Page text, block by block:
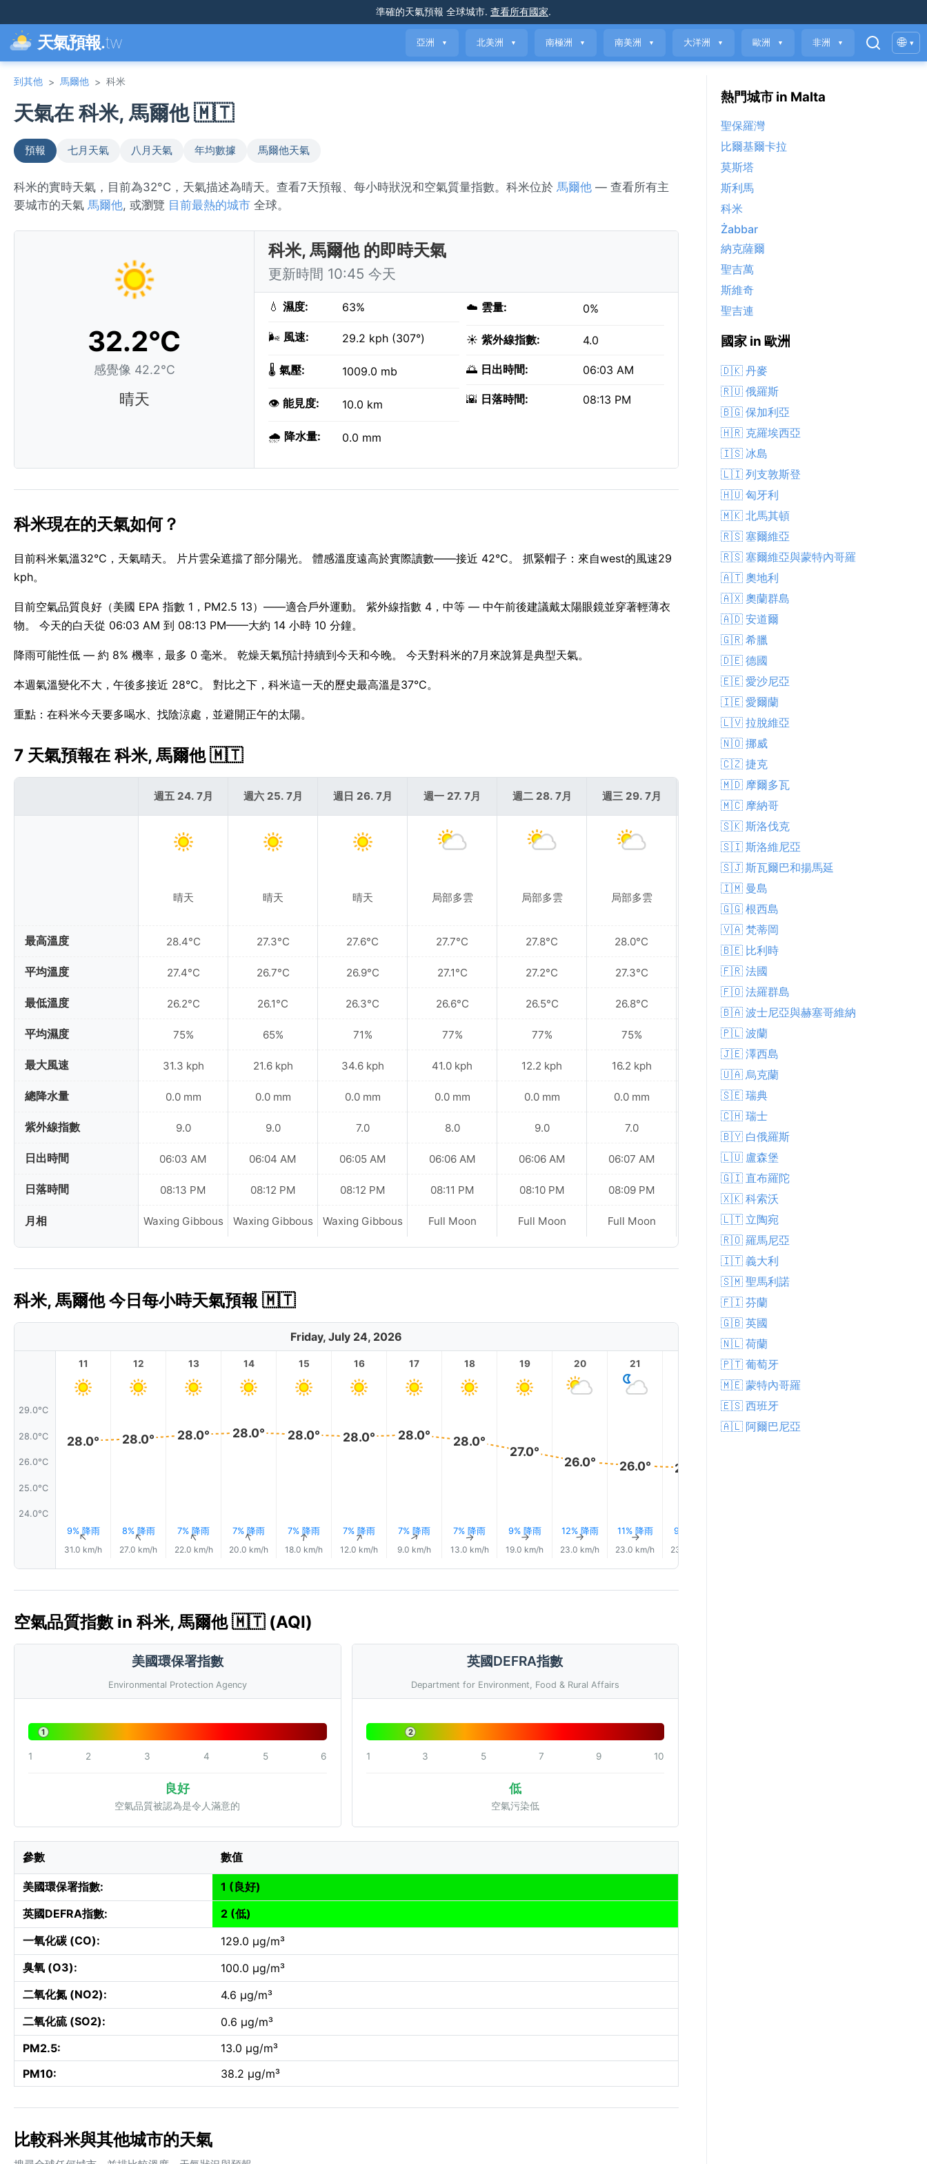
準確的天氣預報 全球城市. 查看所有國家.
天氣預報.tw 亞洲 ▼ 北美洲 ▼ 南極洲 ▼ 南美洲 ▼ 大洋洲 ▼ 歐洲 ▼ 非洲 ▼ 🌐 ▾
到其他 > 馬爾他 > 科米
天氣在 科米, 馬爾他 🇲🇹
預報 七月天氣 八月天氣 年均數據 馬爾他天氣
科米的實時天氣，目前為32°C，天氣描述為晴天。查看7天預報、每小時狀況和空氣質量指數。科米位於 馬爾他 — 查看所有主
要城市的天氣 馬爾他, 或瀏覽 目前最熱的城市 全球。
32.2°C
感覺像 42.2°C
晴天
科米, 馬爾他 的即時天氣
更新時間 10:45 今天
💧 濕度: 63%
🌬️ 風速: 29.2 kph (307°)
🌡️ 氣壓: 1009.0 mb
👁️ 能見度: 10.0 km
🌧️ 降水量: 0.0 mm
☁️ 雲量: 0%
☀️ 紫外線指數: 4.0
🌅 日出時間: 06:03 AM
🌇 日落時間: 08:13 PM
科米現在的天氣如何？
目前科米氣溫32°C，天氣晴天。 片片雲朵遮擋了部分陽光。 體感溫度遠高於實際讀數——接近 42°C。 抓緊帽子：來自west的風速29
kph。
目前空氣品質良好（美國 EPA 指數 1，PM2.5 13）——適合戶外運動。 紫外線指數 4，中等 — 中午前後建議戴太陽眼鏡並穿著輕薄衣
物。 今天的白天從 06:03 AM 到 08:13 PM——大約 14 小時 10 分鐘。
降雨可能性低 — 約 8% 機率，最多 0 毫米。 乾燥天氣預計持續到今天和今晚。 今天對科米的7月來說算是典型天氣。
本週氣溫變化不大，午後多接近 28°C。 對比之下，科米這一天的歷史最高溫是37°C。
重點：在科米今天要多喝水、找陰涼處，並避開正午的太陽。
7 天氣預報在 科米, 馬爾他 🇲🇹
最高溫度
平均溫度
最低溫度
平均濕度
最大風速
總降水量
紫外線指數
日出時間
日落時間
月相
週五 24. 7月
晴天
28.4°C
27.4°C
26.2°C
75%
31.3 kph
0.0 mm
9.0
06:03 AM
08:13 PM
Waxing Gibbous
週六 25. 7月
晴天
27.3°C
26.7°C
26.1°C
65%
21.6 kph
0.0 mm
9.0
06:04 AM
08:12 PM
Waxing Gibbous
週日 26. 7月
晴天
27.6°C
26.9°C
26.3°C
71%
34.6 kph
0.0 mm
7.0
06:05 AM
08:12 PM
Waxing Gibbous
週一 27. 7月
局部多雲
27.7°C
27.1°C
26.6°C
77%
41.0 kph
0.0 mm
8.0
06:06 AM
08:11 PM
Full Moon
週二 28. 7月
局部多雲
27.8°C
27.2°C
26.5°C
77%
12.2 kph
0.0 mm
9.0
06:06 AM
08:10 PM
Full Moon
週三 29. 7月
局部多雲
28.0°C
27.3°C
26.8°C
75%
16.2 kph
0.0 mm
7.0
06:07 AM
08:09 PM
Full Moon
局部多雲
28.2°C
70%
0.0 mm
06:08 AM
Waning Gibbous
科米, 馬爾他 今日每小時天氣預報 🇲🇹
Friday, July 24, 2026
29.0°C
28.0°C
26.0°C
25.0°C
24.0°C
11
28.0°
9% 降雨
↑
31.0 km/h
12
28.0°
8% 降雨
↑
27.0 km/h
13
28.0°
7% 降雨
↑
22.0 km/h
14
28.0°
7% 降雨
↑
20.0 km/h
15
28.0°
7% 降雨
↑
18.0 km/h
16
28.0°
7% 降雨
↑
12.0 km/h
17
28.0°
7% 降雨
↑
9.0 km/h
18
28.0°
7% 降雨
↑
13.0 km/h
19
27.0°
9% 降雨
↑
19.0 km/h
20
26.0°
12% 降雨
↑
23.0 km/h
21
26.0°
11% 降雨
↑
23.0 km/h
26.0°
9% 降雨
23.0 km/h
23
空氣品質指數 in 科米, 馬爾他 🇲🇹 (AQI)
美國環保署指數
Environmental Protection Agency
1
1 2 3 4 5 6
良好
空氣品質被認為是令人滿意的
英國DEFRA指數
Department for Environment, Food & Rural Affairs
2
1 3 5 7 9 10
低
空氣污染低
參數 數值
美國環保署指數:
1 (良好)
英國DEFRA指數:
2 (低)
一氧化碳 (CO):
129.0 µg/m³
臭氧 (O3):
100.0 µg/m³
二氧化氮 (NO2):
4.6 µg/m³
二氧化硫 (SO2):
0.6 µg/m³
PM2.5:
13.0 µg/m³
PM10:
38.2 µg/m³
比較科米與其他城市的天氣
熱門城市 in Malta
聖保羅灣
比爾基爾卡拉
莫斯塔
斯利馬
科米
Żabbar
納克薩爾
聖吉萬
斯維奇
聖吉連
國家 in 歐洲
🇩🇰 丹麥
🇷🇺 俄羅斯
🇧🇬 保加利亞
🇭🇷 克羅埃西亞
🇮🇸 冰島
🇱🇮 列支敦斯登
🇭🇺 匈牙利
🇲🇰 北馬其頓
🇷🇸 塞爾維亞
🇷🇸 塞爾維亞與蒙特內哥羅
🇦🇹 奧地利
🇦🇽 奧蘭群島
🇦🇩 安道爾
🇬🇷 希臘
🇩🇪 德國
🇪🇪 愛沙尼亞
🇮🇪 愛爾蘭
🇱🇻 拉脫維亞
🇳🇴 挪威
🇨🇿 捷克
🇲🇩 摩爾多瓦
🇲🇨 摩納哥
🇸🇰 斯洛伐克
🇸🇮 斯洛維尼亞
🇸🇯 斯瓦爾巴和揚馬延
🇮🇲 曼島
🇬🇬 根西島
🇻🇦 梵蒂岡
🇧🇪 比利時
🇫🇷 法國
🇫🇴 法羅群島
🇧🇦 波士尼亞與赫塞哥維納
🇵🇱 波蘭
🇯🇪 澤西島
🇺🇦 烏克蘭
🇸🇪 瑞典
🇨🇭 瑞士
🇧🇾 白俄羅斯
🇱🇺 盧森堡
🇬🇮 直布羅陀
🇽🇰 科索沃
🇱🇹 立陶宛
🇷🇴 羅馬尼亞
🇮🇹 義大利
🇸🇲 聖馬利諾
🇫🇮 芬蘭
🇬🇧 英國
🇳🇱 荷蘭
🇵🇹 葡萄牙
🇲🇪 蒙特內哥羅
🇪🇸 西班牙
🇦🇱 阿爾巴尼亞